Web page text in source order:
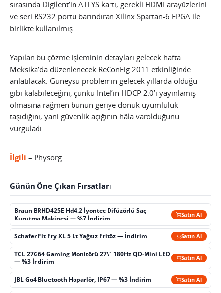
sırasında Digilent’in ATLYS kartı, gerekli HDMI arayüzlerini
ve seri RS232 portu barındıran Xilinx Spartan-6 FPGA ile
birlikte kullanılmış.
Yapılan bu çözme işleminin detayları gelecek hafta
Meksika’da düzenlenecek ReConFig 2011 etkinliğinde
anlatılacak. Güneysu problemin gelecek yıllarda olduğu
gibi kalabileceğini, çünkü Intel’in HDCP 2.0’ı yayınlamış
olmasına rağmen bunun geriye dönük uyumluluk
taşıdığını, yani güvenlik açığının hâla varolduğunu
vurguladı.
İlgili – Physorg
Günün Öne Çıkan Fırsatları
Braun BRHD425E Hd4.2 İyontec Difüzörlü Saç
Kurutma Makinesi — %7 İndirim
Satın Al
Schafer Fit Fry XL 5 Lt Yağsız Fritöz — İndirim Satın Al
TCL 27G64 Gaming Monitörü 27\" 180Hz QD-Mini LED
— %3 İndirim
Satın Al
JBL Go4 Bluetooth Hoparlör, IP67 — %3 İndirim Satın Al